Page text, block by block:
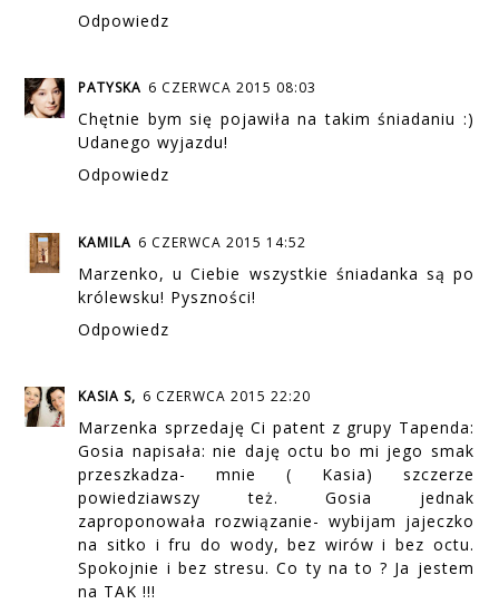
Odpowiedz
PATYSKA 6 CZERWCA 2015 08:03
Chętnie bym się pojawiła na takim śniadaniu :)
Udanego wyjazdu!
Odpowiedz
KAMILA 6 CZERWCA 2015 14:52
Marzenko, u Ciebie wszystkie śniadanka są po
królewsku! Pyszności!
Odpowiedz
KASIA S, 6 CZERWCA 2015 22:20
Marzenka sprzedaję Ci patent z grupy Tapenda:
Gosia napisała: nie daję octu bo mi jego smak
przeszkadza- mnie ( Kasia) szczerze
powiedziawszy też. Gosia jednak
zaproponowała rozwiązanie- wybijam jajeczko
na sitko i fru do wody, bez wirów i bez octu.
Spokojnie i bez stresu. Co ty na to ? Ja jestem
na TAK !!!